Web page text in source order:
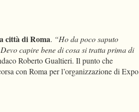
città di Roma. “Ho da poco saputo
capire bene di cosa si tratta prima di
Roberto Gualtieri. Il punto che
con Roma per l’organizzazione di Expo